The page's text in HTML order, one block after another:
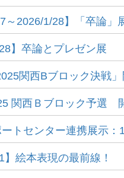
～2026/1/28】「卒論」
】卒論とプレゼン展
関西Bブロック決戦」
関西Ｂブロック予選
トセンター連携展示
】絵本表現の最前線！